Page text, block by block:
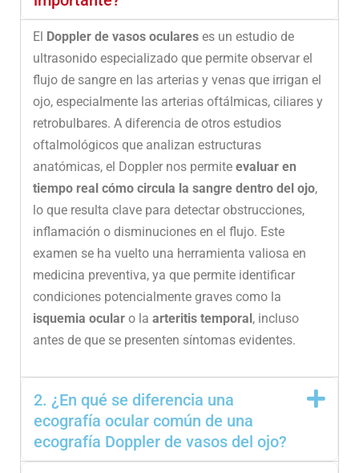
El Doppler de vasos oculares es un estudio de
ultrasonido especializado que permite observar el
flujo de sangre en las arterias y venas que irrigan el
ojo, especialmente las arterias oftálmicas, ciliares y
retrobulbares. A diferencia de otros estudios
oftalmológicos que analizan estructuras
anatómicas, el Doppler nos permite evaluar en
tiempo real cómo circula la sangre dentro del ojo,
lo que resulta clave para detectar obstrucciones,
inflamación o disminuciones en el flujo. Este
examen se ha vuelto una herramienta valiosa en
medicina preventiva, ya que permite identificar
condiciones potencialmente graves como la
isquemia ocular o la arteritis temporal, incluso
antes de que se presenten síntomas evidentes.
2. ¿En qué se diferencia una
ecografía ocular común de una
ecografía Doppler de vasos del ojo?